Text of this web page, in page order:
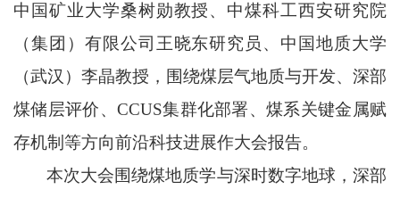
中国矿业大学桑树勋教授、中煤科工西安研究院
（集团）有限公司王晓东研究员、中国地质大学
（武汉）李晶教授，围绕煤层气地质与开发、深部
煤储层评价、 CCUS集群化部署、煤系关键金属赋
存机制等方向前沿科技进展作大会报告。
本次大会围绕煤地质学与深时数字地球，深部